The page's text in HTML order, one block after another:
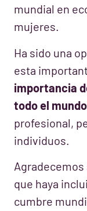
mundial en
mujeres.
Ha sido una
esta
importancia
todo el mundo
profesional,
individuos.
que haya
cumbre